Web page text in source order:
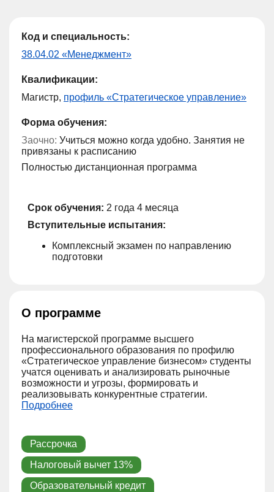
Код и специальность:
38.04.02 «Менеджмент»
Квалификации:
Магистр, профиль «Стратегическое управление»
Форма обучения:
Заочно: Учиться можно когда удобно. Занятия не
привязаны к расписанию
Полностью дистанционная программа
Срок обучения: 2 года 4 месяца
Вступительные испытания:
Комплексный экзамен по направлению
подготовки
О программе
На магистерской программе высшего
профессионального образования по профилю
«Стратегическое управление бизнесом» студенты
учатся оценивать и анализировать рыночные
возможности и угрозы, формировать и
реализовывать конкурентные стратегии.
Подробнее
Рассрочка
Налоговый вычет 13%
Образовательный кредит